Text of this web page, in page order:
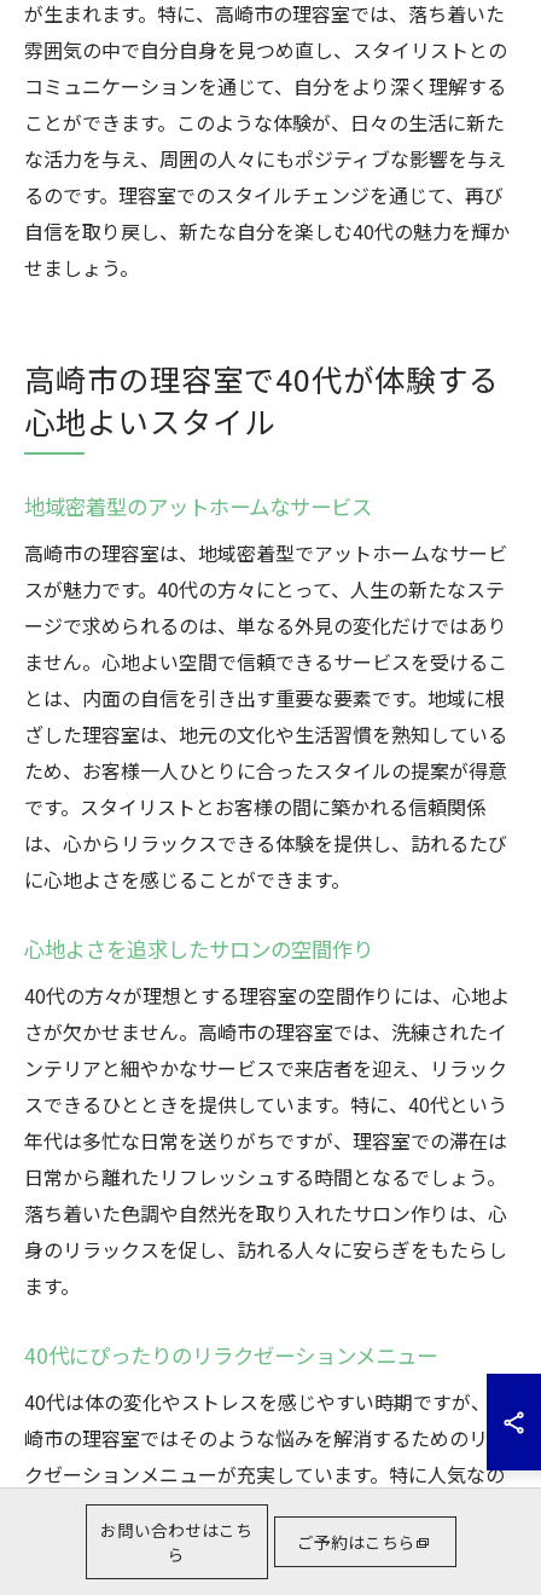
が生まれます。特に、高崎市の理容室では、落ち着いた
雰囲気の中で自分自身を見つめ直し、スタイリストとの
コミュニケーションを通じて、自分をより深く理解する
ことができます。このような体験が、日々の生活に新た
な活力を与え、周囲の人々にもポジティブな影響を与え
るのです。理容室でのスタイルチェンジを通じて、再び
自信を取り戻し、新たな自分を楽しむ40代の魅力を輝か
せましょう。
高崎市の理容室で40代が体験する
心地よいスタイル
地域密着型のアットホームなサービス
高崎市の理容室は、地域密着型でアットホームなサービ
スが魅力です。40代の方々にとって、人生の新たなステ
ージで求められるのは、単なる外見の変化だけではあり
ません。心地よい空間で信頼できるサービスを受けるこ
とは、内面の自信を引き出す重要な要素です。地域に根
ざした理容室は、地元の文化や生活習慣を熟知している
ため、お客様一人ひとりに合ったスタイルの提案が得意
です。スタイリストとお客様の間に築かれる信頼関係
は、心からリラックスできる体験を提供し、訪れるたび
に心地よさを感じることができます。
心地よさを追求したサロンの空間作り
40代の方々が理想とする理容室の空間作りには、心地よ
さが欠かせません。高崎市の理容室では、洗練されたイ
ンテリアと細やかなサービスで来店者を迎え、リラック
スできるひとときを提供しています。特に、40代という
年代は多忙な日常を送りがちですが、理容室での滞在は
日常から離れたリフレッシュする時間となるでしょう。
落ち着いた色調や自然光を取り入れたサロン作りは、心
身のリラックスを促し、訪れる人々に安らぎをもたらし
ます。
40代にぴったりのリラクゼーションメニュー
40代は体の変化やストレスを感じやすい時期ですが、高
崎市の理容室ではそのような悩みを解消するためのリラ
クゼーションメニューが充実しています。特に人気なの
が、アロマテラピーを取り入れたヘッドスパです。この
メニューは、日々の疲れを癒し、心身のバランスを整え
る効果があります。40代の方々にとって、理容室でのリ
お問い合わせはこち
ら
ご予約はこちら